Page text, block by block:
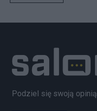
Podziel się swoją opinią